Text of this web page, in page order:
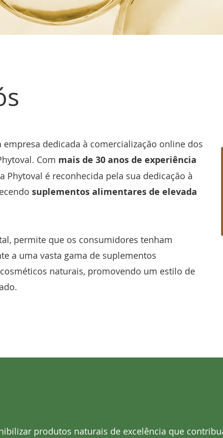
dedicada à comercialização online dos
Com mais de 30 anos de experiência
Phytoval é reconhecida pela sua dedicação à
suplementos alimentares de elevada
permite que os consumidores tenham
a uma vasta gama de suplementos
naturais, promovendo um estilo de
produtos naturais de excelência que